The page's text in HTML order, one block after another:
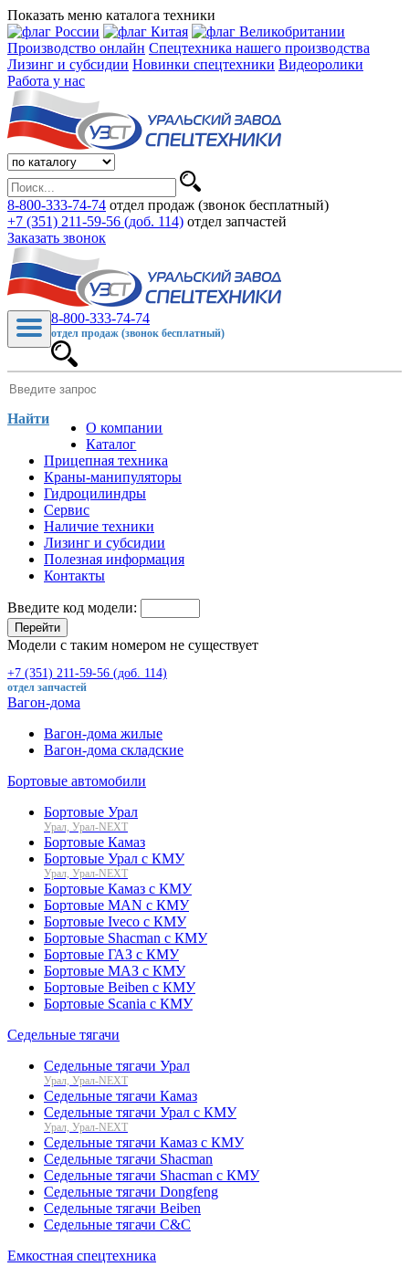
Показать меню каталога техники
Производство онлайн Спецтехника нашего производства
Лизинг и субсидии Новинки спецтехники Видеоролики
Работа у нас
8-800-333-74-74 отдел продаж (звонок бесплатный)
+7 (351) 211-59-56 (доб. 114) отдел запчастей
Заказать звонок
8-800-333-74-74
отдел продаж (звонок бесплатный)
Найти
О компании
Каталог
Прицепная техника
Краны-манипуляторы
Гидроцилиндры
Сервис
Наличие техники
Лизинг и субсидии
Полезная информация
Контакты
Введите код модели:
Перейти
Модели с таким номером не существует
+7 (351) 211-59-56 (доб. 114)
отдел запчастей
Вагон-дома
Вагон-дома жилые
Вагон-дома складские
Бортовые автомобили
Бортовые Урал
Урал, Урал-NEXT
Бортовые Камаз
Бортовые Урал с КМУ
Урал, Урал-NEXT
Бортовые Камаз с КМУ
Бортовые MAN с КМУ
Бортовые Iveco с КМУ
Бортовые Shacman с КМУ
Бортовые ГАЗ с КМУ
Бортовые МАЗ с КМУ
Бортовые Beiben с КМУ
Бортовые Scania с КМУ
Седельные тягачи
Седельные тягачи Урал
Урал, Урал-NEXT
Седельные тягачи Камаз
Седельные тягачи Урал с КМУ
Урал, Урал-NEXT
Седельные тягачи Камаз с КМУ
Седельные тягачи Shacman
Седельные тягачи Shacman с КМУ
Седельные тягачи Dongfeng
Седельные тягачи Beiben
Седельные тягачи C&C
Емкостная спецтехника